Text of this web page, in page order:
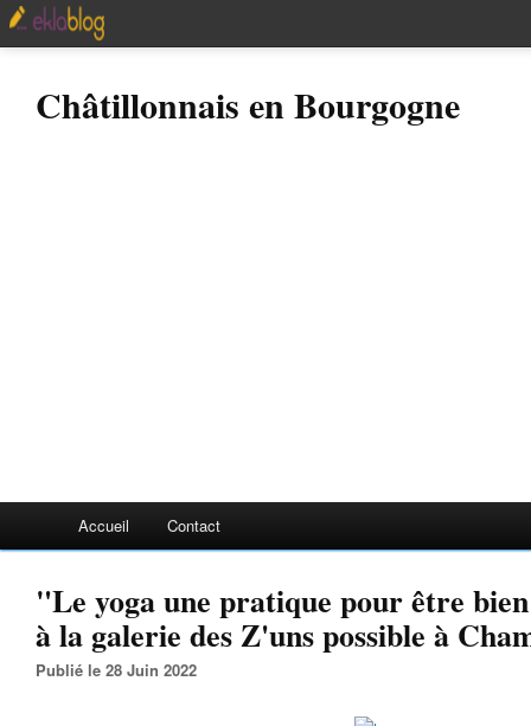
Châtillonnais en Bourgogne
Accueil Contact
"Le yoga une pratique pour être
à la galerie des Z'uns possible à
Publié le 28 Juin 2022